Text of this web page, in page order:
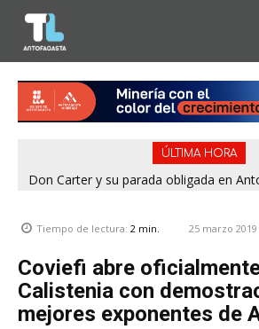
ÚLTIMA HORA
Don Carter y su parada obligada en
Tiempo de lectura: 2 min. 25 marzo 2019
Coviefi abre
Calistenia con
mejores exponentes de